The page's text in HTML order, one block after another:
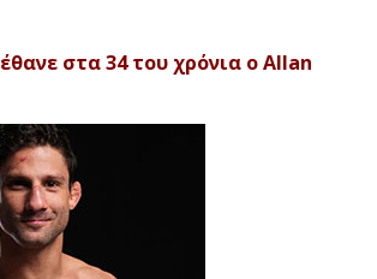
στα 34 του χρόνια ο Allan